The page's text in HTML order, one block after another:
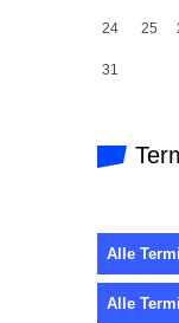
24 25
31
Alle
Alle